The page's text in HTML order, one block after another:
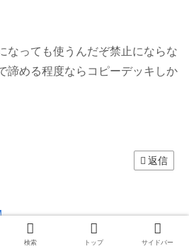
なっても使うんだぞ禁止にならな
諦める程度ならコピーデッキしか
返信
分あまりカードを他デッキに回
検索 トップ サイドバー